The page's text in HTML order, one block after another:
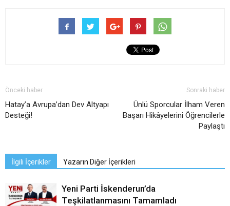
Önceki haber
Hatay’a Avrupa’dan Dev Altyapı
Desteği!
Sonraki haber
Ünlü Sporcular İlham Veren
Başarı Hikâyelerini Öğrencilerle
Paylaştı
İlgili İçerikler Yazarın Diğer İçerikleri
Yeni Parti İskenderun’da
Teşkilatlanmasını Tamamladı